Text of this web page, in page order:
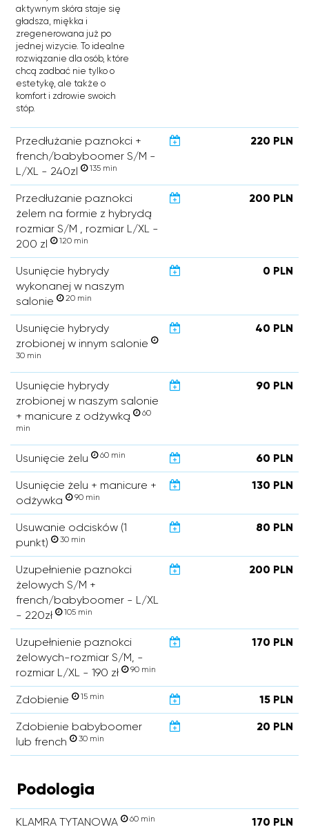
aktywnym skóra staje się
gładsza, miękka i
zregenerowana już po
jednej wizycie. To idealne
rozwiązanie dla osób, które
chcą zadbać nie tylko o
estetykę, ale także o
komfort i zdrowie swoich
stóp.
Przedłużanie paznokci +
french/babyboomer S/M -
L/XL - 240zl
135 min
220 PLN
Przedłużanie paznokci
żelem na formie z hybrydą
rozmiar S/M , rozmiar L/XL -
200 zl
120 min
200 PLN
Usunięcie hybrydy
wykonanej w naszym
salonie
20 min
0 PLN
Usunięcie hybrydy
zrobionej w innym salonie
30 min
40 PLN
Usunięcie hybrydy
zrobionej w naszym salonie
+ manicure z odżywką
60
min
90 PLN
Usunięcie żelu 60 min 60 PLN
Usunięcie żelu + manicure +
odżywka
90 min
130 PLN
Usuwanie odcisków (1
punkt)
30 min
80 PLN
Uzupełnienie paznokci
żelowych S/M +
french/babyboomer - L/XL
- 220zł
105 min
200 PLN
Uzupełnienie paznokci
żelowych-rozmiar S/M, -
rozmiar L/XL - 190 zł
90 min
170 PLN
Zdobienie 15 min 15 PLN
Zdobienie babyboomer
lub french
30 min
20 PLN
Podologia
KLAMRA TYTANOWA 60 min 170 PLN